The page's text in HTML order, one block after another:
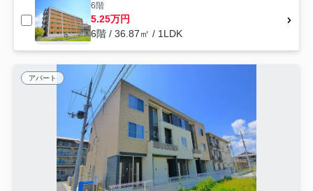
6階
5.25万円
6階 / 36.87㎡ / 1LDK
アパート